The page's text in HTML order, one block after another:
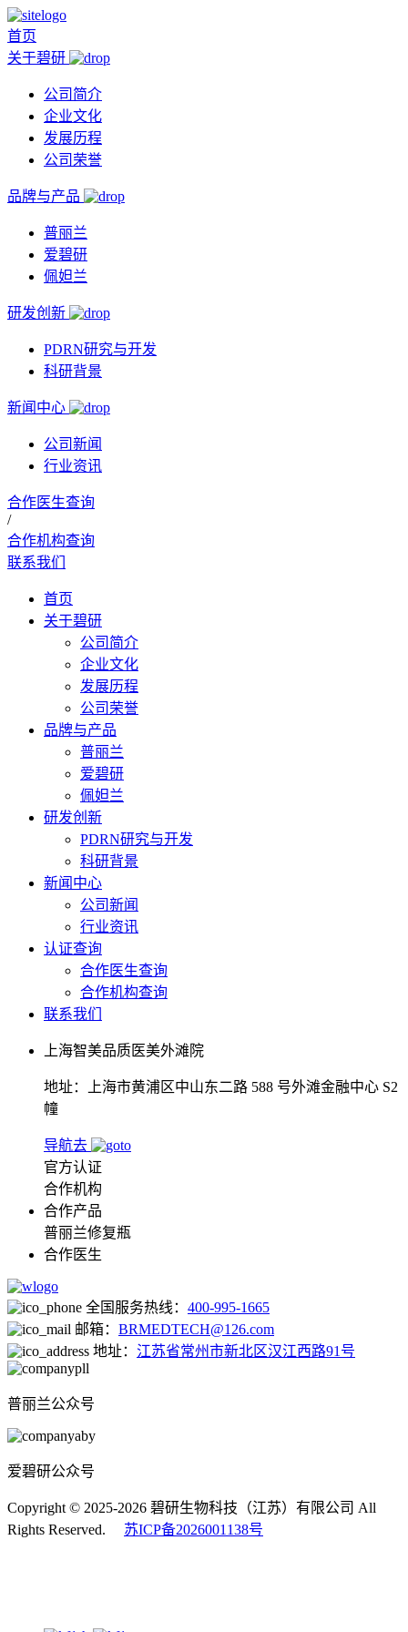
首页
关于碧研
公司简介
企业文化
发展历程
公司荣誉
品牌与产品
普丽兰
爱碧研
佩妲兰
研发创新
PDRN研究与开发
科研背景
新闻中心
公司新闻
行业资讯
合作医生查询
/
合作机构查询
联系我们
首页
关于碧研
公司简介
企业文化
发展历程
公司荣誉
品牌与产品
普丽兰
爱碧研
佩妲兰
研发创新
PDRN研究与开发
科研背景
新闻中心
公司新闻
行业资讯
认证查询
合作医生查询
合作机构查询
联系我们
上海智美品质医美外滩院
地址：上海市黄浦区中山东二路 588 号外滩金融中心 S2
幢
导航去
官方认证
合作机构
合作产品
普丽兰修复瓶
合作医生
全国服务热线： 400-995-1665
邮箱： BRMEDTECH@126.com
地址： 江苏省常州市新北区汉江西路91号
普丽兰公众号
爱碧研公众号
Copyright © 2025-2026 碧研生物科技（江苏）有限公司 All
Rights Reserved. 苏ICP备2026001138号